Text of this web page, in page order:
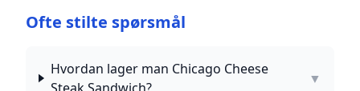
Ofte stilte spørsmål
Hvordan lager man Chicago Cheese
▼